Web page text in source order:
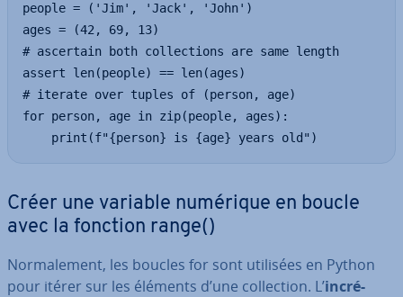
people = ('Jim', 'Jack', 'John')
ages = (42, 69, 13)
# ascertain both collections are same length
assert len(people) == len(ages)
# iterate over tuples of (person, age)
for person, age in zip(people, ages):
    print(f"{person} is {age} years old")
Créer une variable numérique en boucle
avec la fonction range()
Nor­ma­le­ment, les boucles for sont utilisées en Python
pour itérer sur les éléments d’une col­lec­tion. L’in­cré­